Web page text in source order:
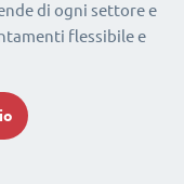
di ogni settore e
flessibile e